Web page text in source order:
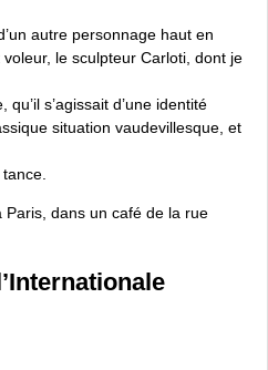
autre personnage haut en
le sculpteur Carloti, dont je
s’agissait d’une identité
situation vaudevillesque, et
Paris, dans un café de la rue